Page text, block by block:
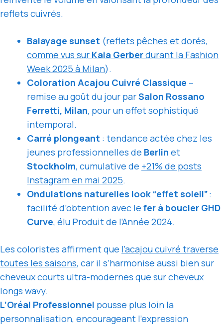
reflets cuivrés.
Balayage sunset (reflets pêches et dorés,
comme vus sur Kaia Gerberdurant la Fashion
Week 2025 à Milan).
Coloration Acajou Cuivré Classique –
remise au goût du jour parSalon Rossano
Ferretti, Milan, pour un effet sophistiqué
intemporal.
Carré plongeant : tendance actée chez les
jeunes professionnelles de Berlin et
Stockholm, cumulative de +21% de posts
Instagram en mai 2025.
Ondulations naturelles look “effet soleil”:
facilité d’obtention avec le fer à boucler GHD
Curve, élu Produit de l’Année 2024.
Les coloristes affirment que l’acajou cuivré traverse
toutes les saisons, car il s’harmonise aussi bien sur
cheveux courts ultra-modernes que sur cheveux
longs wavy.
L’Oréal Professionnel pousse plus loin la
personnalisation, encourageant l’expression